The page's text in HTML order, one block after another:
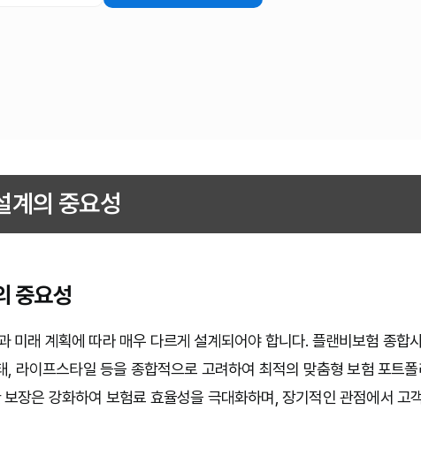
계의 중요성
중요성
미래 계획에 따라 매우 다르게 설계되어야 합니다. 플랜비보험 종합
, 라이프스타일 등을 종합적으로 고려하여 최적의 맞춤형 보험 포트
장은 강화하여 보험료 효율성을 극대화하며, 장기적인 관점에서 고